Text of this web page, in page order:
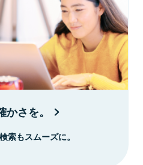
さを。
索もスムーズに。